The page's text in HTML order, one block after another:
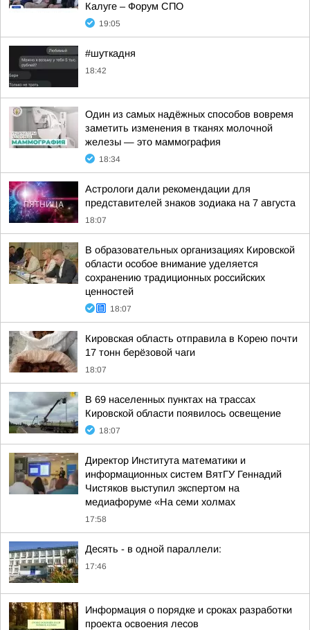
Калуге – Форум СПО
19:05
#шуткадня
18:42
Один из самых надёжных способов вовремя
заметить изменения в тканях молочной
железы — это маммография
18:34
Астрологи дали рекомендации для
представителей знаков зодиака на 7 августа
18:07
В образовательных организациях Кировской
области особое внимание уделяется
сохранению традиционных российских
ценностей
18:07
Кировская область отправила в Корею почти
17 тонн берёзовой чаги
18:07
В 69 населенных пунктах на трассах
Кировской области появилось освещение
18:07
Директор Института математики и
информационных систем ВятГУ Геннадий
Чистяков выступил экспертом на
медиафоруме «На семи холмах
17:58
Десять - в одной параллели:
17:46
Информация о порядке и сроках разработки
проекта освоения лесов